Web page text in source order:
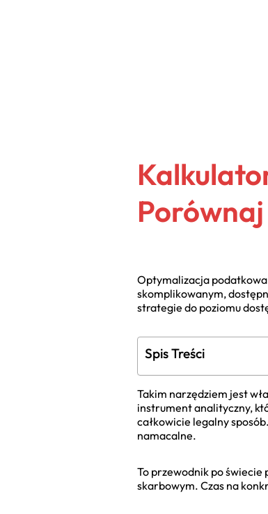
Optymalizacja podatkowa
skomplikowanym,
strategie do poziomu
Spis Treści
Takim narzędziem jest
instrument analityczny,
całkowicie legalny
namacalne.
To przewodnik po świecie
skarbowym. Czas na